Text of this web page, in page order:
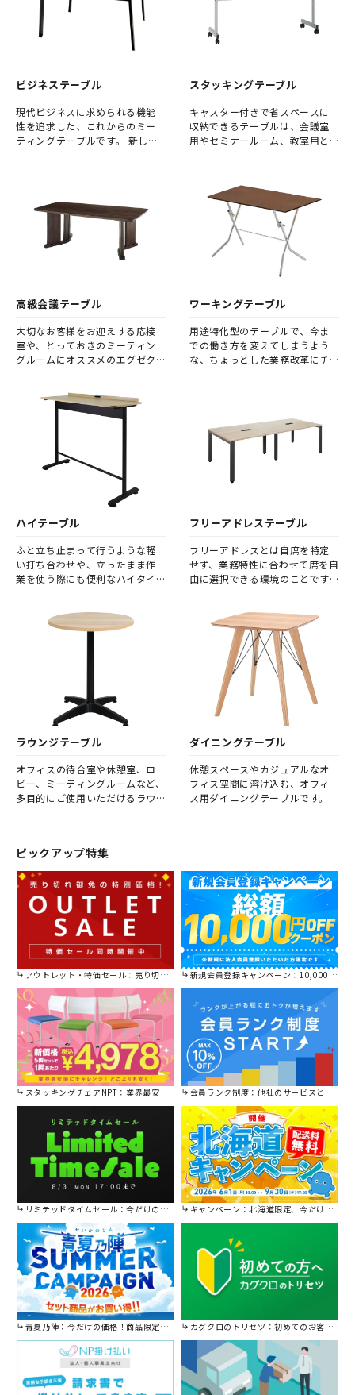
ビジネステーブル
現代ビジネスに求められる機能
性を追求した、これからのミー
ティングテーブルです。 新しい
スタッキングテーブル
キャスター付きで省スペースに
収納できるテーブルは、会議室
用やセミナールーム、教室用と
高級会議テーブル
大切なお客様をお迎えする応接
室や、とっておきのミーティン
グルームにオススメのエグゼク
ワーキングテーブル
用途特化型のテーブルで、今ま
での働き方を変えてしまうよう
な、ちょっとした業務改革にチ
ハイテーブル
ふと立ち止まって行うような軽
い打ち合わせや、立ったまま作
業を使う際にも便利なハイタイ
フリーアドレステーブル
フリーアドレスとは自席を特定
せず、業務特性に合わせて席を自
由に選択できる環境のことです。
に対応可能なオフィスワーク環
境を実現します。 また、席を固
定しないことで、社員同士の着
席位置が都度変わり、より活発
なコミュニケーションが期待で
きます。
ラウンジテーブル
オフィスの待合室や休憩室、ロ
ビー、ミーティングルームなど、
多目的にご使用いただけるラウ
ダイニングテーブル
休憩スペースやカジュアルなオ
フィス空間に溶け込む、オフィ
ス用ダイニングテーブルです。
ピックアップ特集
アウトレット・特価セール：売り切れ御免の特別価格！ 新規会員登録キャンペーン：10,000円OFFクーポン進呈中！
スタッキングチェアNPT：業界最安値に挑戦！ 会員ランク制度：他社のサービスと比較してください。
リミテッドタイムセール：今だけの限定セール。 キャンペーン：北海道限定、今だけ送料無料！
青夏乃陣：今だけの価格！商品限定セール開催中です。 カグクロのトリセツ：初めてのお客様はこちら。